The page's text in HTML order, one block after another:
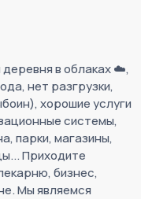
в облаках ☁️,
нет разгрузки,
хорошие услуги
системы,
парки, магазины,
Приходите
бизнес,
Мы являемся